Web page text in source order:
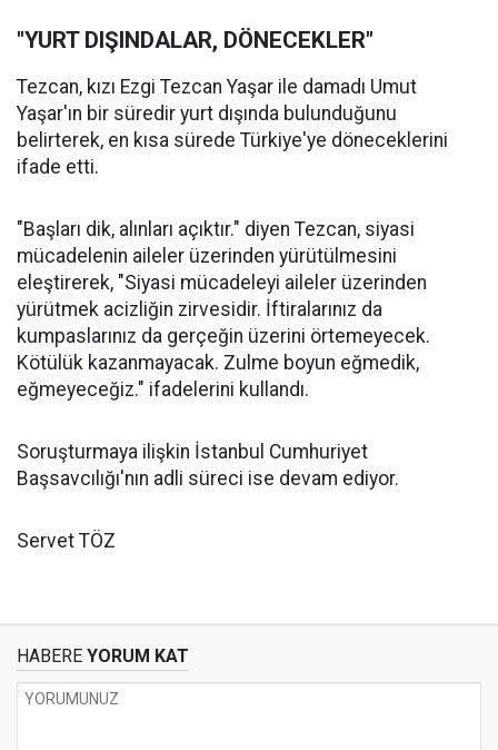
"YURT DIŞINDALAR, DÖNECEKLER"
Tezcan, kızı Ezgi Tezcan Yaşar ile damadı Umut
Yaşar'ın bir süredir yurt dışında bulunduğunu
belirterek, en kısa sürede Türkiye'ye döneceklerini
ifade etti.
"Başları dik, alınları açıktır." diyen Tezcan, siyasi
mücadelenin aileler üzerinden yürütülmesini
eleştirerek, "Siyasi mücadeleyi aileler üzerinden
yürütmek acizliğin zirvesidir. İftiralarınız da
kumpaslarınız da gerçeğin üzerini örtemeyecek.
Kötülük kazanmayacak. Zulme boyun eğmedik,
eğmeyeceğiz." ifadelerini kullandı.
Soruşturmaya ilişkin İstanbul Cumhuriyet
Başsavcılığı'nın adli süreci ise devam ediyor.
Servet TÖZ
HABERE YORUM KAT